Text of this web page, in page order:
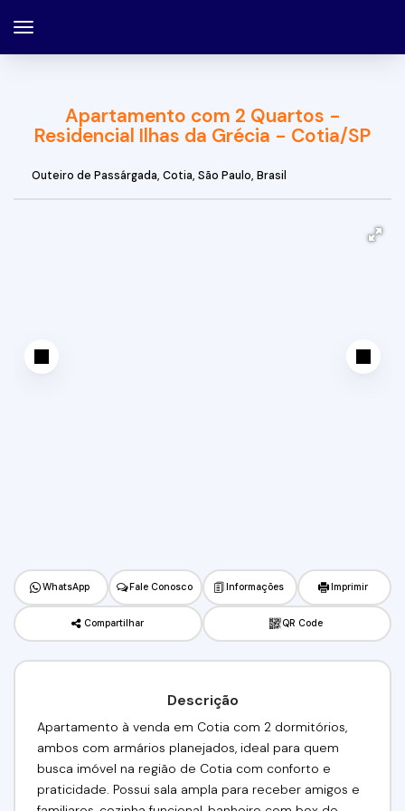
Apartamento com 2 Quartos -
Residencial Ilhas da Grécia - Cotia/SP
Outeiro de Passárgada, Cotia, São Paulo, Brasil
WhatsApp Fale Conosco Informações Imprimir
Compartilhar QR Code
Descrição
Apartamento à venda em Cotia com 2 dormitórios,
ambos com armários planejados, ideal para quem
busca imóvel na região de Cotia com conforto e
praticidade. Possui sala ampla para receber amigos e